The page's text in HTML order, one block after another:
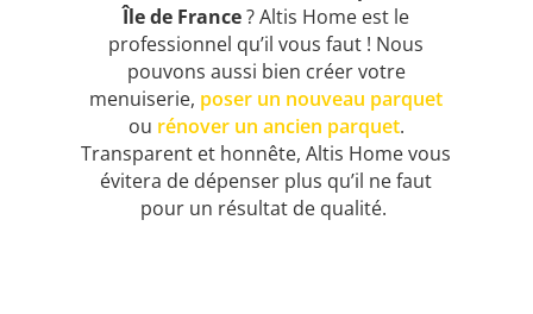
Île de France ? Altis Home est le
professionnel qu’il vous faut ! Nous
pouvons aussi bien créer votre
menuiserie, poser un nouveau parquet
ou rénover un ancien parquet.
Transparent et honnête, Altis Home vous
évitera de dépenser plus qu’il ne faut
pour un résultat de qualité.